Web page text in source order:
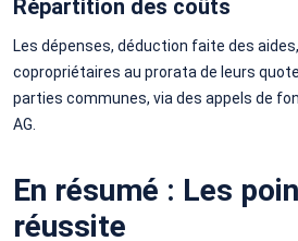
Répartition des coûts
Les dépenses, déduction faite des
copropriétaires au prorata de leurs
parties communes, via des appels de
AG.
En résumé : Les
réussite